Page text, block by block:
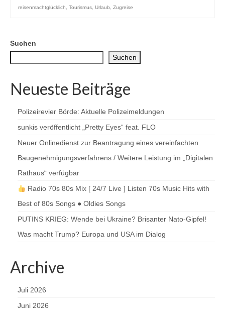
reisenmachtglücklich, Tourismus, Urlaub, Zugreise
Suchen
Suchen
Neueste Beiträge
Polizeirevier Börde: Aktuelle Polizeimeldungen
sunkis veröffentlicht „Pretty Eyes“ feat. FLO
Neuer Onlinedienst zur Beantragung eines vereinfachten
Baugenehmigungsverfahrens / Weitere Leistung im „Digitalen
Rathaus“ verfügbar
Radio 70s 80s Mix [ 24/7 Live ] Listen 70s Music Hits with
Best of 80s Songs ● Oldies Songs
PUTINS KRIEG: Wende bei Ukraine? Brisanter Nato-Gipfel!
Was macht Trump? Europa und USA im Dialog
Archive
Juli 2026
Juni 2026